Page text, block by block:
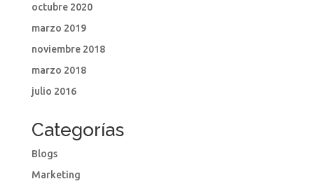
octubre 2020
marzo 2019
noviembre 2018
marzo 2018
julio 2016
Categorías
Blogs
Marketing